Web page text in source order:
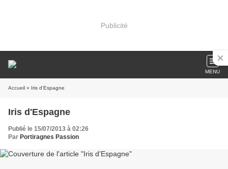
Publicité
MENU
Accueil » Iris d'Espagne
Iris d'Espagne
Publié le 15/07/2013 à 02:26
Par Portiragnes Passion